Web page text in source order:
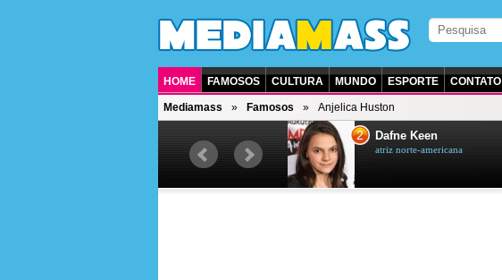
HOME FAMOSOS CULTURA MUNDO ESPORTE CONTATO
Mediamass Famosos Anjelica Huston
2 Dafne Keen
atriz norte-americana